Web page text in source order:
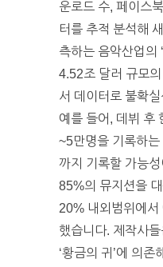
운로드 수, 페이스
터를 추적 분석해
측하는 음악산업의
4.52조 달러 규모
서 데이터로 불확
예를 들어, 데뷔 후
~5만명을 기록하는
까지 기록할 가능
85%의 뮤지션을
20% 내외범위에서
했습니다. 제작사
‘황금의 귀’에 의